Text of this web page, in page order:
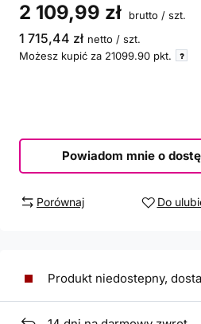
2 109,99 zł brutto / szt.
1 715,44 zł netto / szt.
Możesz kupić za 21099.90 pkt.
Powiadom mnie o
Porównaj Do
Produkt niedostepny,